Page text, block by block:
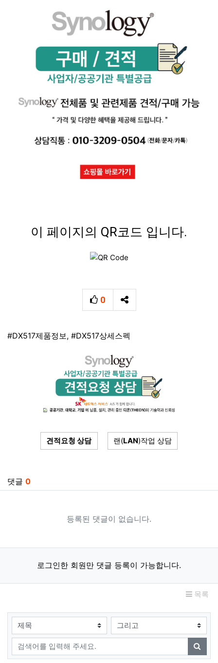
이 페이지의 QR코드 입니다.
0
추천
SNS 공유
태그
#DX517제품정보 , #DX517상세스펙
견적요청 상담 랜(LAN)작업 상담
댓글 0
등록된 댓글이 없습니다.
로그인한 회원만 댓글 등록이 가능합니다.
목록
검색대상
검색어
검색